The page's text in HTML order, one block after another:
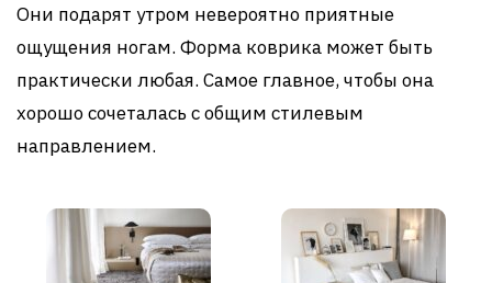
Они подарят утром невероятно приятные
ощущения ногам. Форма коврика может быть
практически любая. Самое главное, чтобы она
хорошо сочеталась с общим стилевым
направлением.